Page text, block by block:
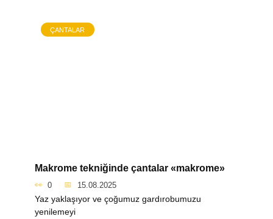
ÇANTALAR
Makrome tekniğinde çantalar «makrome»
0 15.08.2025
Yaz yaklaşıyor ve çoğumuz gardırobumuzu
yenilemeyi